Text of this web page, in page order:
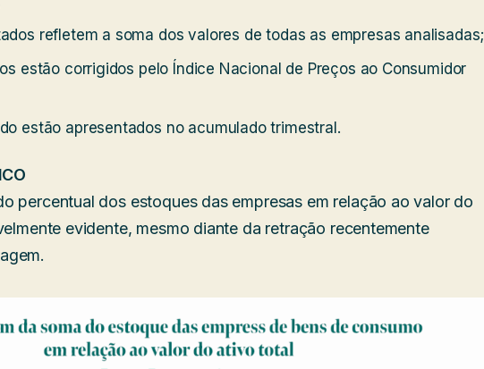
refletem a soma dos valores de todas as empresas analisadas;
estão corrigidos pelo Índice Nacional de Preços ao Consumidor
estão apresentados no acumulado trimestral.
percentual dos estoques das empresas em relação ao valor do
evidente, mesmo diante da retração recentemente